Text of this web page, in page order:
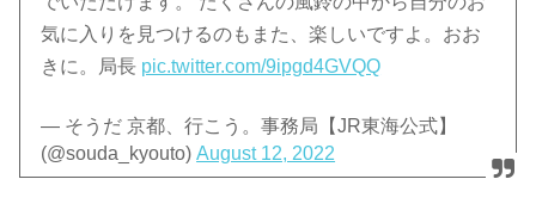
気に入りを見つけるのもまた、楽しいですよ。おお
きに。局長 pic.twitter.com/9ipgd4GVQQ
— そうだ 京都、行こう。事務局【JR東海公式】
(@souda_kyouto)August 12, 2022